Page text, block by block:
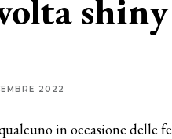
2022
in occasione delle